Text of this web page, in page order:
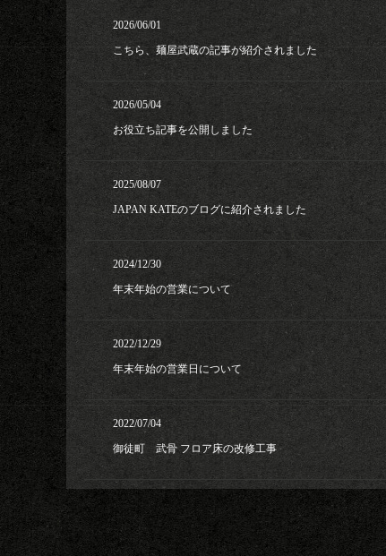
2026/06/01
こちら、麺屋武蔵の記事が紹介されました
2026/05/04
お役立ち記事を公開しました
2025/08/07
JAPAN KATEのブログに紹介されました
2024/12/30
年末年始の営業について
2022/12/29
年末年始の営業日について
2022/07/04
御徒町 武骨 フロア床の改修工事